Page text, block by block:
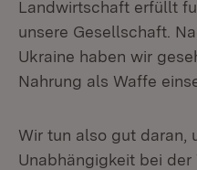
Landwirtschaft erfüllt
unsere Gesellschaft.
Ukraine haben wir
Nahrung als Waffe
Wir tun also gut daran,
Unabhängigkeit bei der